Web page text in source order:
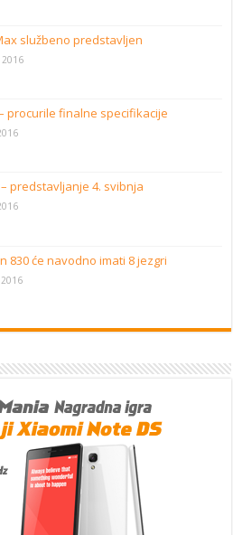
službeno predstavljen
procurile finalne specifikacije
predstavljanje 4. svibnja
830 će navodno imati 8 jezgri